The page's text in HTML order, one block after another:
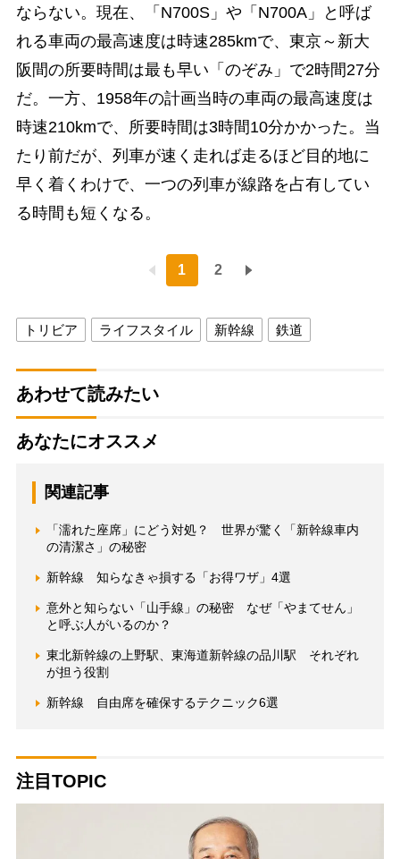
ならない。現在、「N700S」や「N700A」と呼ば
れる車両の最高速度は時速285kmで、東京～新大
阪間の所要時間は最も早い「のぞみ」で2時間27分
だ。一方、1958年の計画当時の車両の最高速度は
時速210kmで、所要時間は3時間10分かかった。当
たり前だが、列車が速く走れば走るほど目的地に
早く着くわけで、一つの列車が線路を占有してい
る時間も短くなる。
1 2
トリビア ライフスタイル 新幹線 鉄道
あわせて読みたい
あなたにオススメ
関連記事
「濡れた座席」にどう対処？ 世界が驚く「新幹線車内
の清潔さ」の秘密
新幹線 知らなきゃ損する「お得ワザ」4選
意外と知らない「山手線」の秘密 なぜ「やまてせん」
と呼ぶ人がいるのか？
東北新幹線の上野駅、東海道新幹線の品川駅 それぞれ
が担う役割
新幹線 自由席を確保するテクニック6選
注目TOPIC